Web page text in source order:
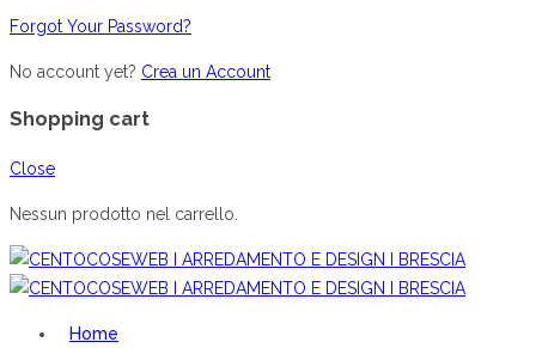
Forgot Your Password?
No account yet? Crea un Account
Shopping cart
Close
Nessun prodotto nel carrello.
Home